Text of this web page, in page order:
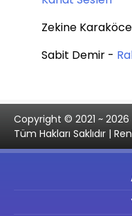
Zekine
Sabit Demir -
Copyright © 2021 ~ 2026
Tüm Hakları Saklıdır |